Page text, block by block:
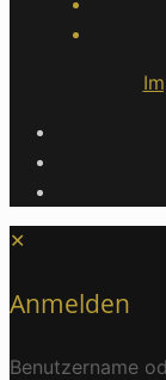
✕
Anmelden
Benutzername